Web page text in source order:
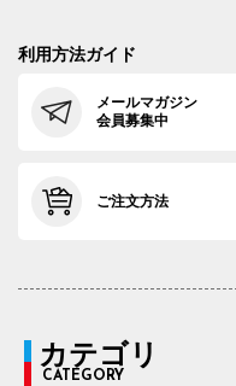
利用方法ガイド
メールマガジン
会員募集中
ご注文方法
カテゴリ
CATEGORY